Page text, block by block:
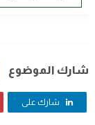
شارك الموضوع
شارك على